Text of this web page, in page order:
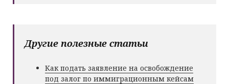
Другие полезные статьи
Как подать заявление на освобождение
под залог по иммиграционным кейсам